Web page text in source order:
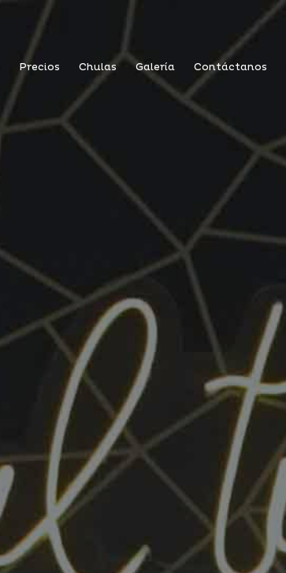
Precios Chulas Galería Contáctanos